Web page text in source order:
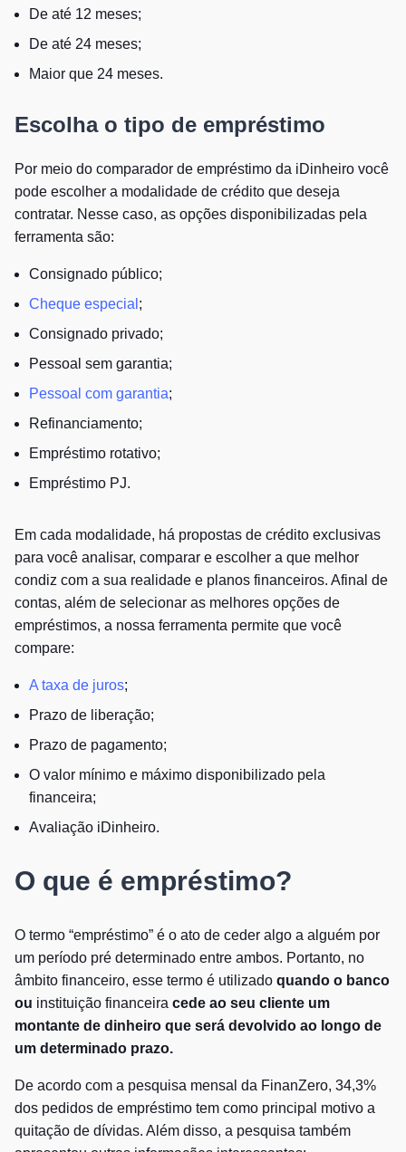
De até 12 meses;
De até 24 meses;
Maior que 24 meses.
Escolha o tipo de empréstimo
Por meio do comparador de empréstimo da iDinheiro você
pode escolher a modalidade de crédito que deseja
contratar. Nesse caso, as opções disponibilizadas pela
ferramenta são:
Consignado público;
Cheque especial ;
Consignado privado;
Pessoal sem garantia;
Pessoal com garantia;
Refinanciamento;
Empréstimo rotativo;
Empréstimo PJ.
Em cada modalidade, há propostas de crédito exclusivas
para você analisar, comparar e escolher a que melhor
condiz com a sua realidade e planos financeiros. Afinal de
contas, além de selecionar as melhores opções de
empréstimos, a nossa ferramenta permite que você
compare:
A taxa de juros;
Prazo de liberação;
Prazo de pagamento;
O valor mínimo e máximo disponibilizado pela
financeira;
Avaliação iDinheiro.
O que é empréstimo?
O termo “empréstimo” é o ato de ceder algo a alguém por
um período pré determinado entre ambos. Portanto, no
âmbito financeiro, esse termo é utilizado quando o banco
ou instituição financeira cede ao seu cliente um
montante de dinheiro que será devolvido ao longo de
um determinado prazo.
De acordo com a pesquisa mensal da FinanZero, 34,3%
dos pedidos de empréstimo tem como principal motivo a
quitação de dívidas. Além disso, a pesquisa também